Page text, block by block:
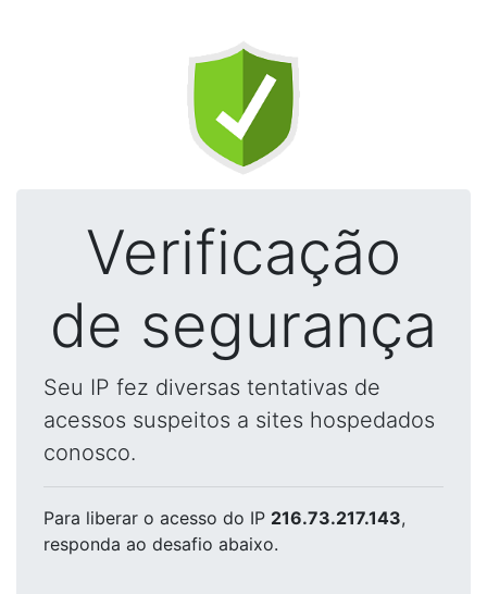
Verificação
de segurança
Seu IP fez diversas tentativas de
acessos suspeitos a sites hospedados
conosco.
Para liberar o acesso do IP 216.73.217.143,
responda ao desafio abaixo.